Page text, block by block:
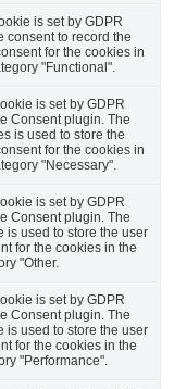
is set by GDPR
consent to record the
for the cookies in
"Functional".
is set by GDPR
Consent plugin. The
is used to store the
for the cookies in
"Necessary".
is set by GDPR
Consent plugin. The
is used to store the user
for the cookies in the
"Other.
is set by GDPR
Consent plugin. The
is used to store the user
for the cookies in the
"Performance".